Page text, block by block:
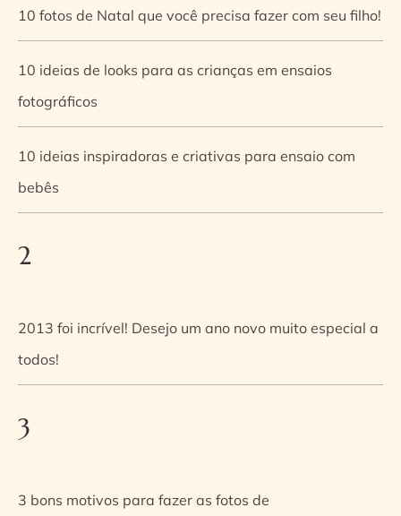
10 fotos de Natal que você precisa fazer com seu filho!
10 ideias de looks para as crianças em ensaios
fotográficos
10 ideias inspiradoras e criativas para ensaio com
bebês
2
2013 foi incrível! Desejo um ano novo muito especial a
todos!
3
3 bons motivos para fazer as fotos de